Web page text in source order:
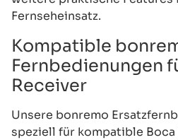
Fernseheinsatz.
Kompatible
Fernbedienungen
Receiver
Unsere bonremo
speziell für kompatible